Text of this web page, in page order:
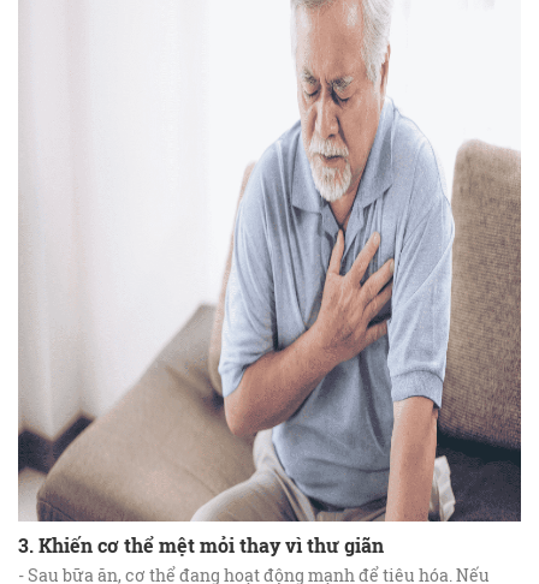
3. Khiến cơ thể mệt mỏi thay vì thư giãn
- Sau bữa ăn, cơ thể đang hoạt động mạnh để tiêu hóa. Nếu